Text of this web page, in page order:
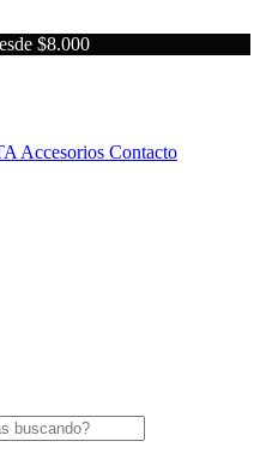
$8.000
Accesorios Contacto